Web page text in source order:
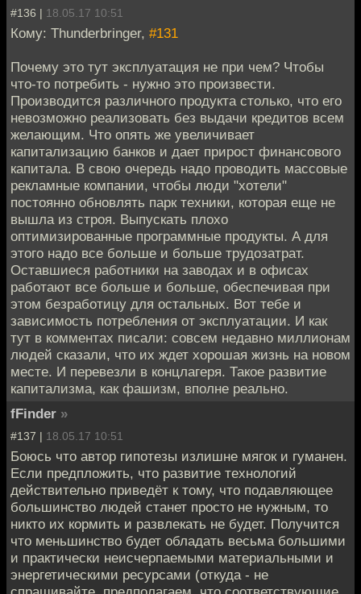
#136 | 18.05.17 10:51
Кому: Thunderbringer, #131
Почему это тут эксплуатация не при чем? Чтобы
что-то потребить - нужно это произвести.
Производится различного продукта столько, что его
невозможно реализовать без выдачи кредитов всем
желающим. Что опять же увеличивает
капитализацию банков и дает прирост финансового
капитала. В свою очередь надо проводить массовые
рекламные компании, чтобы люди "хотели"
постоянно обновлять парк техники, которая еще не
вышла из строя. Выпускать плохо
оптимизированные программные продукты. А для
этого надо все больше и больше трудозатрат.
Оставшиеся работники на заводах и в офисах
работают все больше и больше, обеспечивая при
этом безработицу для остальных. Вот тебе и
зависимость потребления от эксплуатации. И как
тут в комментах писали: совсем недавно миллионам
людей сказали, что их ждет хорошая жизнь на новом
месте. И перевезли в концлагеря. Такое развитие
капитализма, как фашизм, вполне реально.
fFinder »
#137 | 18.05.17 10:51
Боюсь что автор гипотезы излишне мягок и гуманен.
Если предпложить, что развитие технологий
действительно приведёт к тому, что подавляющее
большинство людей станет просто не нужным, то
никто их кормить и развлекать не будет. Получится
что меньшинство будет обладать весьма большими
и практически неисчерпаемыми материальными и
энергетическими ресурсами (откуда - не